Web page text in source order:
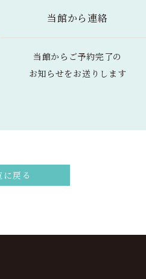
当館から連絡
当館からご予約完了の
お知らせをお送りします
に戻る